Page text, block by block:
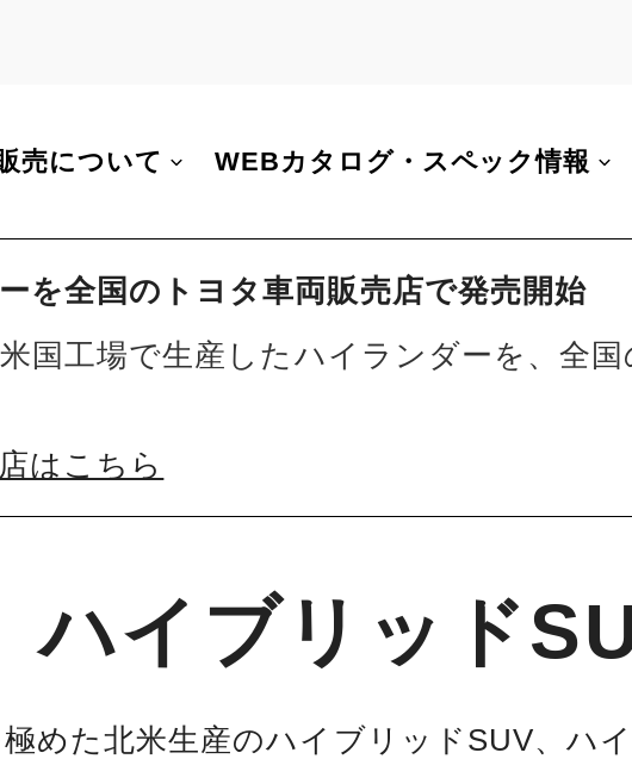
売について WEBカタログ・スペック情報
を全国のトヨタ車両販売店で発売開始
国工場で生産したハイランダーを、全
はこちら
ハイブリッド
めた北米生産のハイブリッドSUV、ハ